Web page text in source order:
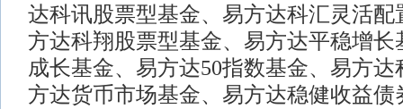
达科讯股票型基金、易方达科汇灵活配
方达科翔股票型基金、易方达平稳增长
成长基金、易方达50指数基金、易方
方达货币市场基金、易方达稳健收益债